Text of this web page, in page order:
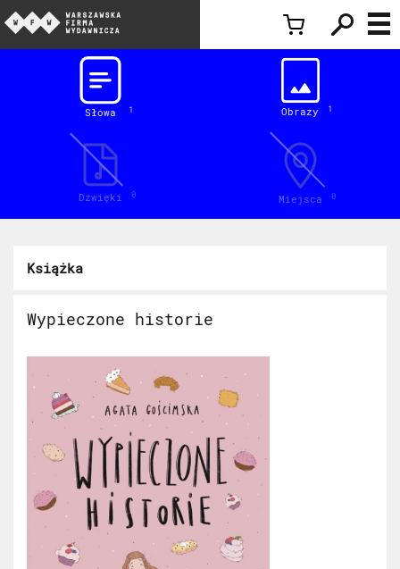
Słowa 1 Obrazy 1
Dzwięki 0 Miejsca 0
Książka
Wypieczone historie